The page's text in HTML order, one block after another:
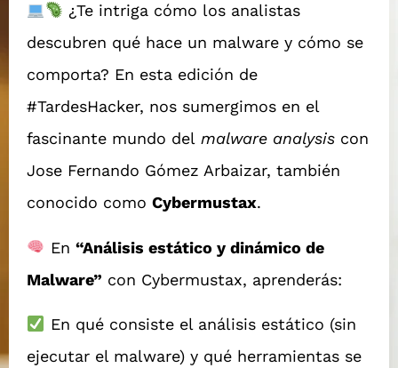
¿Te intriga cómo los analistas
descubren qué hace un malware y cómo se
comporta? En esta edición de
#TardesHacker, nos sumergimos en el
fascinante mundo del malware analysis con
Jose Fernando Gómez Arbaizar, también
conocido como Cybermustax.
En “Análisis estático y dinámico de
Malware” con Cybermustax, aprenderás:
En qué consiste el análisis estático (sin
ejecutar el malware) y qué herramientas se